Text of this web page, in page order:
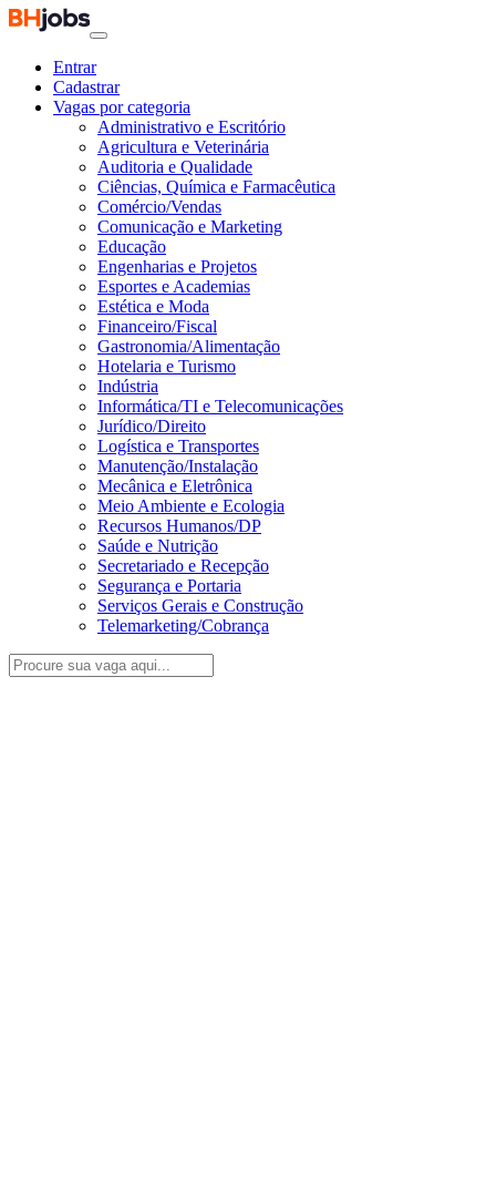
Entrar
Cadastrar
Vagas por categoria
Administrativo e Escritório
Agricultura e Veterinária
Auditoria e Qualidade
Ciências, Química e Farmacêutica
Comércio/Vendas
Comunicação e Marketing
Educação
Engenharias e Projetos
Esportes e Academias
Estética e Moda
Financeiro/Fiscal
Gastronomia/Alimentação
Hotelaria e Turismo
Indústria
Informática/TI e Telecomunicações
Jurídico/Direito
Logística e Transportes
Manutenção/Instalação
Mecânica e Eletrônica
Meio Ambiente e Ecologia
Recursos Humanos/DP
Saúde e Nutrição
Secretariado e Recepção
Segurança e Portaria
Serviços Gerais e Construção
Telemarketing/Cobrança